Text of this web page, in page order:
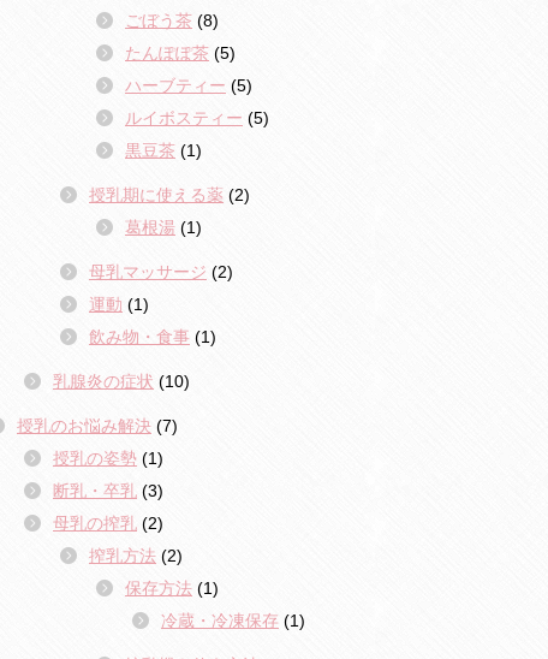
ごぼう茶 (8)
たんぽぽ茶 (5)
ハーブティー (5)
ルイボスティー (5)
黒豆茶 (1)
授乳期に使える薬 (2)
葛根湯 (1)
母乳マッサージ (2)
運動 (1)
飲み物・食事 (1)
乳腺炎の症状 (10)
授乳のお悩み解決 (7)
授乳の姿勢 (1)
断乳・卒乳 (3)
母乳の搾乳 (2)
搾乳方法 (2)
保存方法 (1)
冷蔵・冷凍保存 (1)